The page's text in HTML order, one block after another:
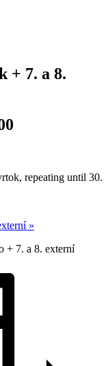
+ 7. a 8.
repeating until 30.
»
+ 7. a 8. externí